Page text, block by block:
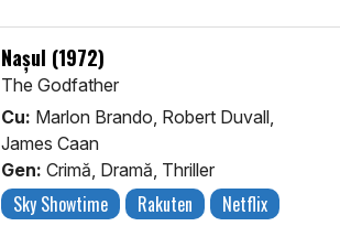
Nașul (1972)
The Godfather
Cu: Marlon Brando, Robert Duvall,
James Caan
Gen: Crimă, Dramă, Thriller
Sky Showtime Rakuten Netflix